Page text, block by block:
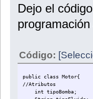
edad=valorEdad;
}
public void
public void
}
//Metodos para
Dejo el
programación
Código:
public class Motor{
//Atributos
int tipoBomba;